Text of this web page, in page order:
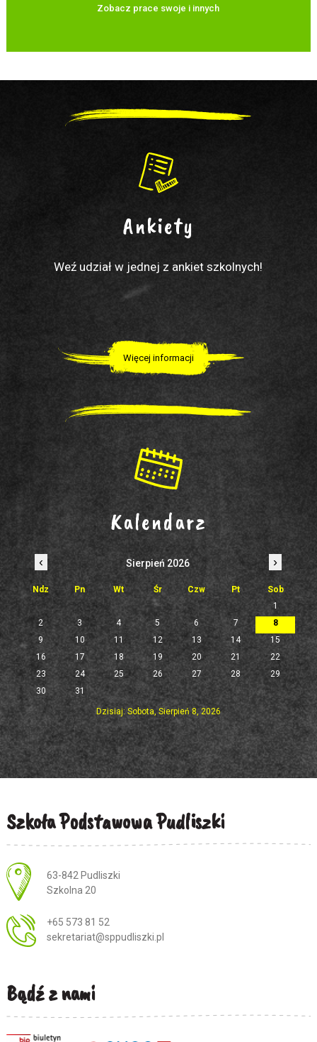
Zobacz prace swoje i innych
Ankiety
Weź udział w jednej z ankiet szkolnych!
Więcej informacji
Kalendarz
‹ Sierpień 2026 ›
Ndz Pn Wt Śr Czw Pt
Sob
1
2
3 4 5 6 7
8
9
10 11 12 13 14
15
16
17 18 19 20 21
22
23
24 25 26 27 28
29
30
31
Dzisiaj: Sobota, Sierpień 8, 2026
Szkoła Podstawowa Pudliszki
Adres pocztowy:
63-842 Pudliszki
Szkolna 20
+65 573 81 52
sekretariat@sppudliszki.pl
Bądź z nami